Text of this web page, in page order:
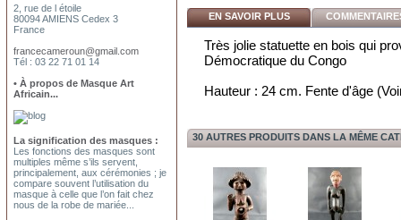
2, rue de l étoile
80094 AMIENS Cedex 3
France
francecameroun@gmail.com
Tél : 03 22 71 01 14
• À propos de Masque Art
Africain...
La signification des masques :
Les fonctions des masques sont
multiples même s’ils servent,
principalement, aux cérémonies ; je
compare souvent l’utilisation du
masque à celle que l’on fait chez
nous de la robe de mariée...
EN SAVOIR PLUS
Très jolie statuette en bois qui
Démocratique du Congo
Hauteur : 24 cm. Fente d'âge
30 AUTRES PRODUITS DANS LA MÊME